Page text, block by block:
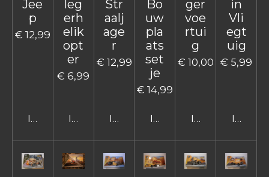
Jee
p
€ 12,99
In winkelwagen
leg
erh
elik
opt
er
€ 6,99
In winkelwagen
Str
aalj
age
r
€ 12,99
In winkelwagen
Bo
uw
pla
ats
set
je
€ 14,99
In winkelwagen
ger
voe
rtui
g
€ 10,00
In
in
Vli
egt
uig
€ 5,99
In